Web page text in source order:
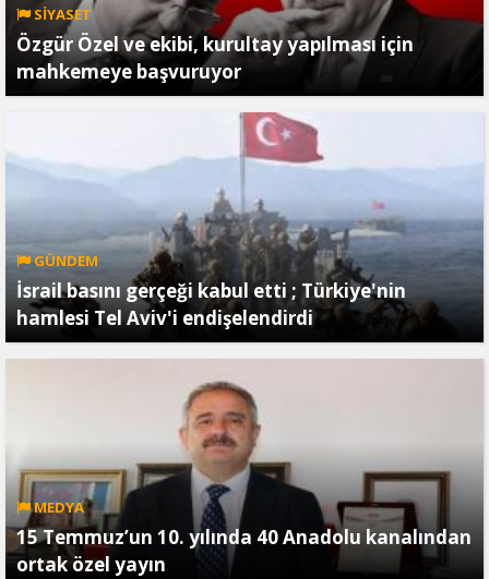
SİYASET
Özgür Özel ve ekibi, kurultay yapılması için
mahkemeye başvuruyor
GÜNDEM
İsrail basını gerçeği kabul etti ; Türkiye'nin
hamlesi Tel Aviv'i endişelendirdi
MEDYA
15 Temmuz’un 10. yılında 40 Anadolu kanalından
ortak özel yayın